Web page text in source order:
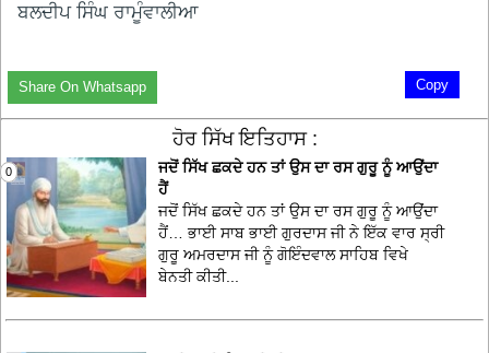
ਬਲਦੀਪ ਸਿੰਘ ਰਾਮੂੰਵਾਲੀਆ
Copy
Share On Whatsapp
ਹੋਰ ਸਿੱਖ ਇਤਿਹਾਸ :
0
ਜਦੋਂ ਸਿੱਖ ਛਕਦੇ ਹਨ ਤਾਂ ਉਸ ਦਾ ਰਸ ਗੁਰੂ ਨੂੰ ਆਉਂਦਾ
ਹੈਂ
ਜਦੋਂ ਸਿੱਖ ਛਕਦੇ ਹਨ ਤਾਂ ਉਸ ਦਾ ਰਸ ਗੁਰੂ ਨੂੰ ਆਉਂਦਾ
ਹੈਂ… ਭਾਈ ਸਾਬ ਭਾਈ ਗੁਰਦਾਸ ਜੀ ਨੇ ਇੱਕ ਵਾਰ ਸ੍ਰੀ
ਗੁਰੂ ਅਮਰਦਾਸ ਜੀ ਨੂੰ ਗੋਇੰਦਵਾਲ ਸਾਹਿਬ ਵਿਖੇ
ਬੇਨਤੀ ਕੀਤੀ...